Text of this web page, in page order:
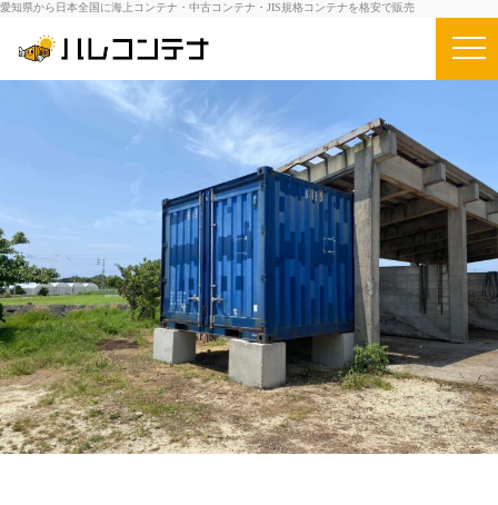
愛知県から日本全国に海上コンテナ・中古コンテナ・JIS規格コンテナを格安で販売